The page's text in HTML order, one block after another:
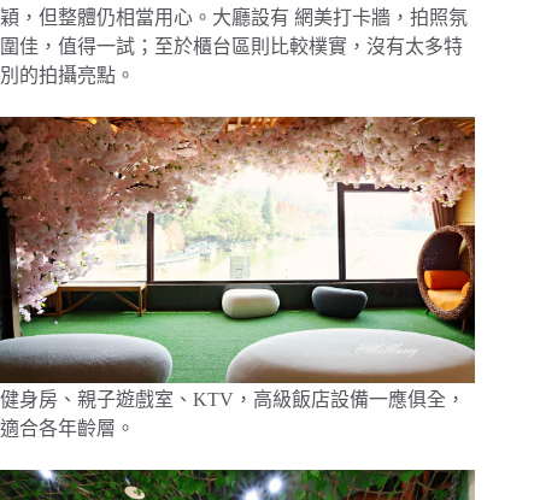
穎，但整體仍相當用心。大廳設有 網美打卡牆，拍照氛
圍佳，值得一試；至於櫃台區則比較樸實，沒有太多特
別的拍攝亮點。
健身房、親子遊戲室、KTV，高級飯店設備一應俱全，
適合各年齡層。